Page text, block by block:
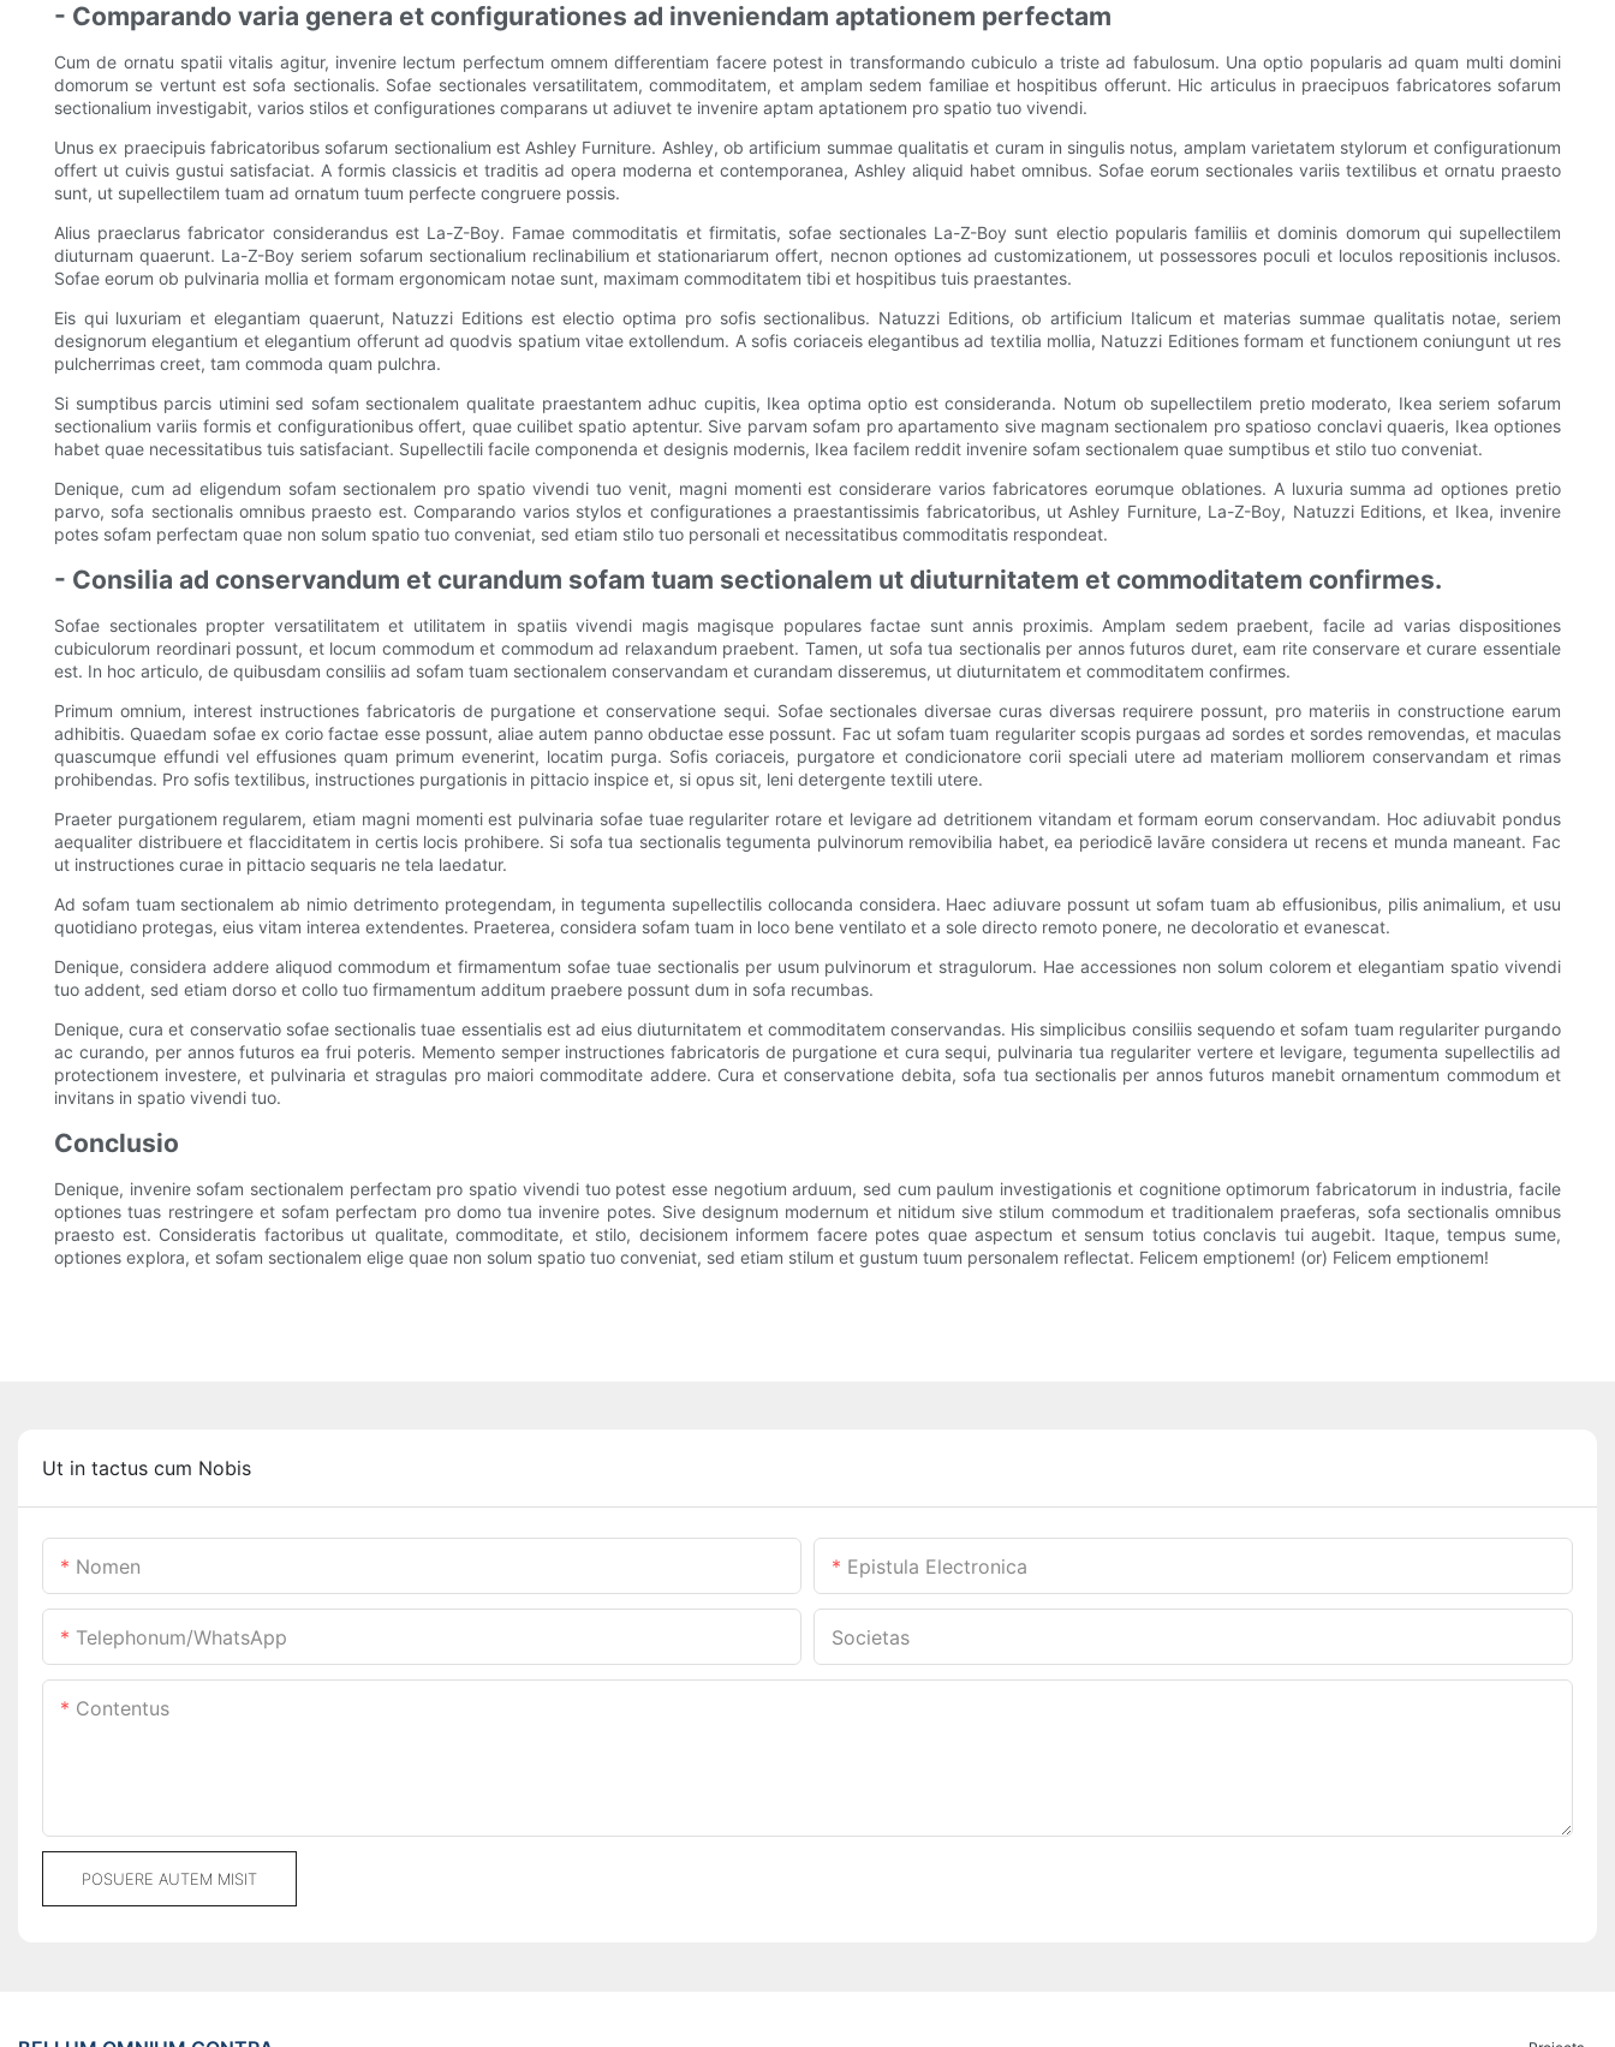
- Comparando varia genera et configurationes ad inveniendam aptationem perfectam
Cum de ornatu spatii vitalis agitur, invenire lectum perfectum omnem differentiam facere potest in transformando cubiculo a triste ad fabulosum. Una optio popularis ad quam multi domini
domorum se vertunt est sofa sectionalis. Sofae sectionales versatilitatem, commoditatem, et amplam sedem familiae et hospitibus offerunt. Hic articulus in praecipuos fabricatores sofarum
sectionalium investigabit, varios stilos et configurationes comparans ut adiuvet te invenire aptam aptationem pro spatio tuo vivendi.
Unus ex praecipuis fabricatoribus sofarum sectionalium est Ashley Furniture. Ashley, ob artificium summae qualitatis et curam in singulis notus, amplam varietatem stylorum et configurationum
offert ut cuivis gustui satisfaciat. A formis classicis et traditis ad opera moderna et contemporanea, Ashley aliquid habet omnibus. Sofae eorum sectionales variis textilibus et ornatu praesto
sunt, ut supellectilem tuam ad ornatum tuum perfecte congruere possis.
Alius praeclarus fabricator considerandus est La-Z-Boy. Famae commoditatis et firmitatis, sofae sectionales La-Z-Boy sunt electio popularis familiis et dominis domorum qui supellectilem
diuturnam quaerunt. La-Z-Boy seriem sofarum sectionalium reclinabilium et stationariarum offert, necnon optiones ad customizationem, ut possessores poculi et loculos repositionis inclusos.
Sofae eorum ob pulvinaria mollia et formam ergonomicam notae sunt, maximam commoditatem tibi et hospitibus tuis praestantes.
Eis qui luxuriam et elegantiam quaerunt, Natuzzi Editions est electio optima pro sofis sectionalibus. Natuzzi Editions, ob artificium Italicum et materias summae qualitatis notae, seriem
designorum elegantium et elegantium offerunt ad quodvis spatium vitae extollendum. A sofis coriaceis elegantibus ad textilia mollia, Natuzzi Editiones formam et functionem coniungunt ut res
pulcherrimas creet, tam commoda quam pulchra.
Si sumptibus parcis utimini sed sofam sectionalem qualitate praestantem adhuc cupitis, Ikea optima optio est consideranda. Notum ob supellectilem pretio moderato, Ikea seriem sofarum
sectionalium variis formis et configurationibus offert, quae cuilibet spatio aptentur. Sive parvam sofam pro apartamento sive magnam sectionalem pro spatioso conclavi quaeris, Ikea optiones
habet quae necessitatibus tuis satisfaciant. Supellectili facile componenda et designis modernis, Ikea facilem reddit invenire sofam sectionalem quae sumptibus et stilo tuo conveniat.
Denique, cum ad eligendum sofam sectionalem pro spatio vivendi tuo venit, magni momenti est considerare varios fabricatores eorumque oblationes. A luxuria summa ad optiones pretio
parvo, sofa sectionalis omnibus praesto est. Comparando varios stylos et configurationes a praestantissimis fabricatoribus, ut Ashley Furniture, La-Z-Boy, Natuzzi Editions, et Ikea, invenire
potes sofam perfectam quae non solum spatio tuo conveniat, sed etiam stilo tuo personali et necessitatibus commoditatis respondeat.
- Consilia ad conservandum et curandum sofam tuam sectionalem ut diuturnitatem et commoditatem confirmes.
Sofae sectionales propter versatilitatem et utilitatem in spatiis vivendi magis magisque populares factae sunt annis proximis. Amplam sedem praebent, facile ad varias dispositiones
cubiculorum reordinari possunt, et locum commodum et commodum ad relaxandum praebent. Tamen, ut sofa tua sectionalis per annos futuros duret, eam rite conservare et curare essentiale
est. In hoc articulo, de quibusdam consiliis ad sofam tuam sectionalem conservandam et curandam disseremus, ut diuturnitatem et commoditatem confirmes.
Primum omnium, interest instructiones fabricatoris de purgatione et conservatione sequi. Sofae sectionales diversae curas diversas requirere possunt, pro materiis in constructione earum
adhibitis. Quaedam sofae ex corio factae esse possunt, aliae autem panno obductae esse possunt. Fac ut sofam tuam regulariter scopis purgaas ad sordes et sordes removendas, et maculas
quascumque effundi vel effusiones quam primum evenerint, locatim purga. Sofis coriaceis, purgatore et condicionatore corii speciali utere ad materiam molliorem conservandam et rimas
prohibendas. Pro sofis textilibus, instructiones purgationis in pittacio inspice et, si opus sit, leni detergente textili utere.
Praeter purgationem regularem, etiam magni momenti est pulvinaria sofae tuae regulariter rotare et levigare ad detritionem vitandam et formam eorum conservandam. Hoc adiuvabit pondus
aequaliter distribuere et flacciditatem in certis locis prohibere. Si sofa tua sectionalis tegumenta pulvinorum removibilia habet, ea periodicē lavāre considera ut recens et munda maneant. Fac
ut instructiones curae in pittacio sequaris ne tela laedatur.
Ad sofam tuam sectionalem ab nimio detrimento protegendam, in tegumenta supellectilis collocanda considera. Haec adiuvare possunt ut sofam tuam ab effusionibus, pilis animalium, et usu
quotidiano protegas, eius vitam interea extendentes. Praeterea, considera sofam tuam in loco bene ventilato et a sole directo remoto ponere, ne decoloratio et evanescat.
Denique, considera addere aliquod commodum et firmamentum sofae tuae sectionalis per usum pulvinorum et stragulorum. Hae accessiones non solum colorem et elegantiam spatio vivendi
tuo addent, sed etiam dorso et collo tuo firmamentum additum praebere possunt dum in sofa recumbas.
Denique, cura et conservatio sofae sectionalis tuae essentialis est ad eius diuturnitatem et commoditatem conservandas. His simplicibus consiliis sequendo et sofam tuam regulariter purgando
ac curando, per annos futuros ea frui poteris. Memento semper instructiones fabricatoris de purgatione et cura sequi, pulvinaria tua regulariter vertere et levigare, tegumenta supellectilis ad
protectionem investere, et pulvinaria et stragulas pro maiori commoditate addere. Cura et conservatione debita, sofa tua sectionalis per annos futuros manebit ornamentum commodum et
invitans in spatio vivendi tuo.
Conclusio
Denique, invenire sofam sectionalem perfectam pro spatio vivendi tuo potest esse negotium arduum, sed cum paulum investigationis et cognitione optimorum fabricatorum in industria, facile
optiones tuas restringere et sofam perfectam pro domo tua invenire potes. Sive designum modernum et nitidum sive stilum commodum et traditionalem praeferas, sofa sectionalis omnibus
praesto est. Consideratis factoribus ut qualitate, commoditate, et stilo, decisionem informem facere potes quae aspectum et sensum totius conclavis tui augebit. Itaque, tempus sume,
optiones explora, et sofam sectionalem elige quae non solum spatio tuo conveniat, sed etiam stilum et gustum tuum personalem reflectat. Felicem emptionem! (or) Felicem emptionem!
Ut in tactus cum Nobis
Nomen Epistula Electronica
Telephonum/WhatsApp Societas
Contentus
POSUERE AUTEM MISIT